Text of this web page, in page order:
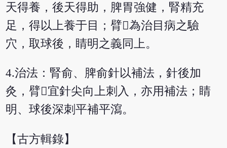
天得養，後天得助，脾胃強健，腎精充
足，得以上養于目；臂為治目病之驗
穴，取球後，睛明之義同上。
4.治法：腎俞、脾俞針以補法，針後加
灸，臂宜針尖向上刺入，亦用補法；睛
明、球後深刺平補平瀉。
【古方輯錄】